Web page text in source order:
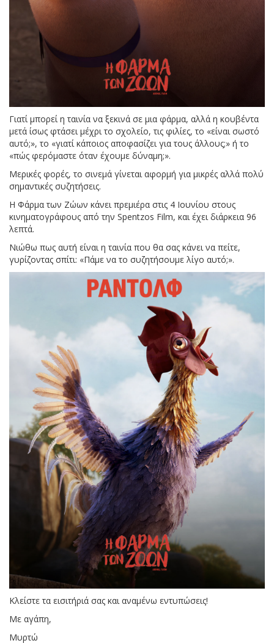
Γιατί μπορεί η ταινία να ξεκινά σε μια φάρμα, αλλά η κουβέντα
μετά ίσως φτάσει μέχρι το σχολείο, τις φιλίες, το «είναι σωστό
αυτό;», το «γιατί κάποιος αποφασίζει για τους άλλους;» ή το
«πώς φερόμαστε όταν έχουμε δύναμη;».
Μερικές φορές, το σινεμά γίνεται αφορμή για μικρές αλλά πολύ
σημαντικές συζητήσεις.
Η Φάρμα των Ζώων κάνει πρεμιέρα στις 4 Ιουνίου στους
κινηματογράφους από την Spentzos Film, και έχει διάρκεια 96
λεπτά.
Νιώθω πως αυτή είναι η ταινία που θα σας κάνει να πείτε,
γυρίζοντας σπίτι: «Πάμε να το συζητήσουμε λίγο αυτό;».
Κλείστε τα εισιτήριά σας και αναμένω εντυπώσεις!
Με αγάπη,
Μυρτώ